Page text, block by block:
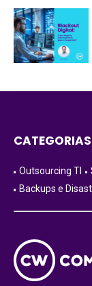
Outsourcing TI
Backups e